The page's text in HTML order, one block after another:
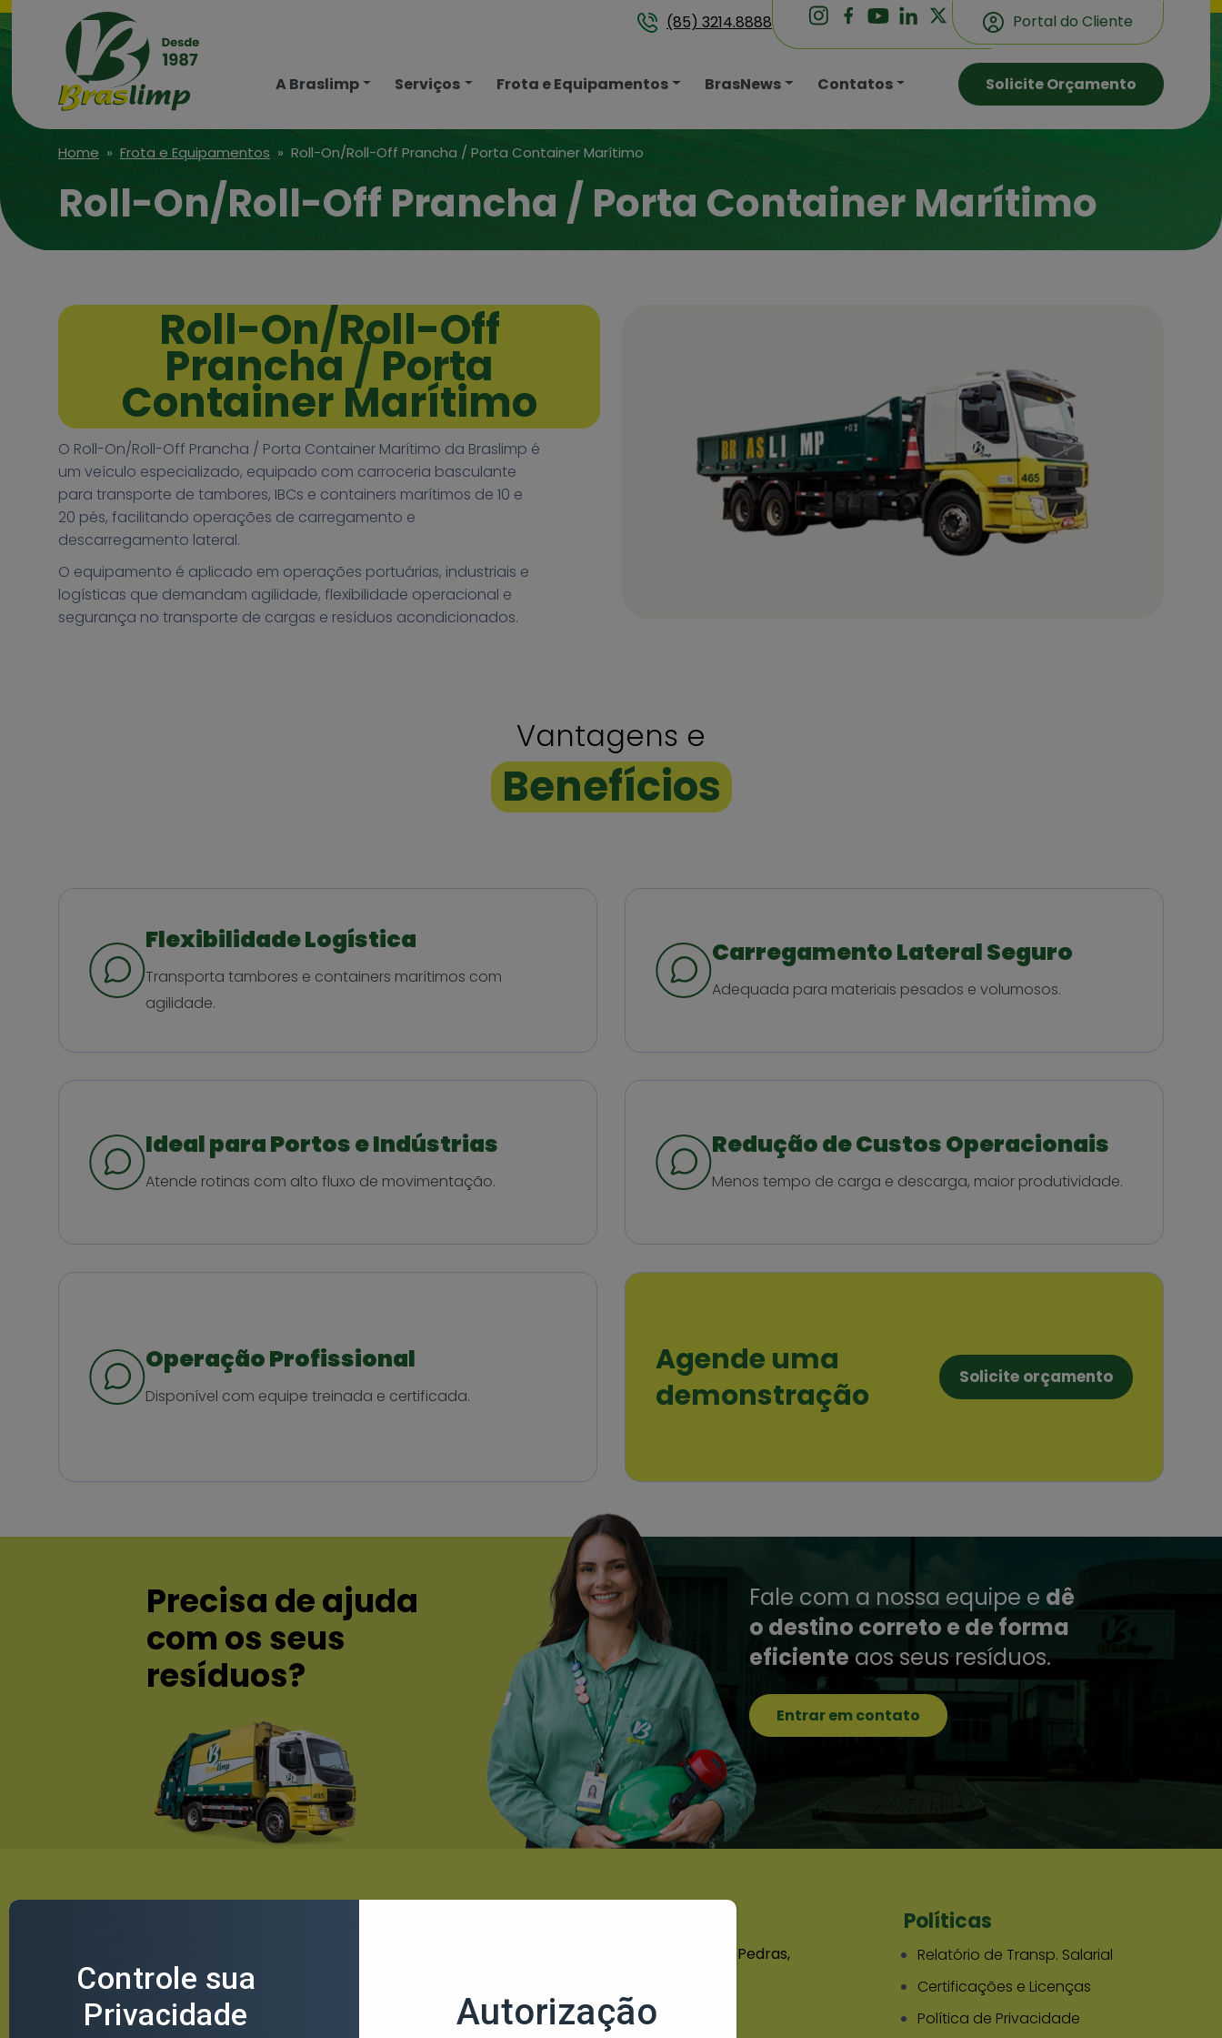
(85) 3214.8888 Portal do Cliente
A Braslimp Serviços Frota e Equipamentos BrasNews Contatos Solicite Orçamento
Home » Frota e Equipamentos » Roll-On/Roll-Off Prancha / Porta Container Marítimo
Roll-On/Roll-Off Prancha / Porta Container Marítimo
Roll-On/Roll-Off
Prancha / Porta
Container Marítimo
O Roll-On/Roll-Off Prancha / Porta Container Marítimo da Braslimp é
um veículo especializado, equipado com carroceria basculante
para transporte de tambores, IBCs e containers marítimos de 10 e
20 pés, facilitando operações de carregamento e
descarregamento lateral.
O equipamento é aplicado em operações portuárias, industriais e
logísticas que demandam agilidade, flexibilidade operacional e
segurança no transporte de cargas e resíduos acondicionados.
Vantagens e
Benefícios
Flexibilidade Logística
Transporta tambores e containers marítimos com
agilidade.
Carregamento Lateral Seguro
Adequada para materiais pesados e volumosos.
Ideal para Portos e Indústrias
Atende rotinas com alto fluxo de movimentação.
Redução de Custos Operacionais
Menos tempo de carga e descarga, maior produtividade.
Operação Profissional
Disponível com equipe treinada e certificada.
Agende uma
demonstração
Solicite orçamento
Precisa de ajuda
com os seus
resíduos?
Fale com a nossa equipe e dê
o destino correto e de forma
eficiente aos seus resíduos.
Entrar em contato
Rod. 4º Anel Viário, 2346 - Pedras,
Políticas
Relatório de Transp. Salarial
Certificações e Licenças
Política de Privacidade